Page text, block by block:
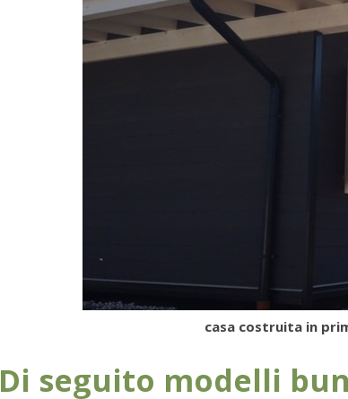
casa costruita in
Di seguito modelli